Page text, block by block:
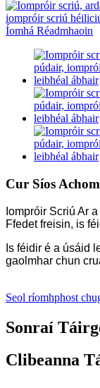
Cur Síos
Iompróir Scriú Ar
Ffedet freisin, is
Is féidir é a úsáid
gaolmhar chun
Seol ríomhphost
Sonraí
Clibeanna